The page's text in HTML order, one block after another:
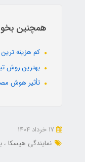
همچنین
کم هزینه
بهترین روش
تأثیر هوش
نمایندگی هیسکا